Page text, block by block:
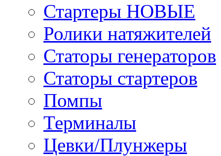
Стартеры НОВЫЕ
Ролики натяжителей
Статоры генераторов
Статоры стартеров
Помпы
Терминалы
Цевки/Плунжеры